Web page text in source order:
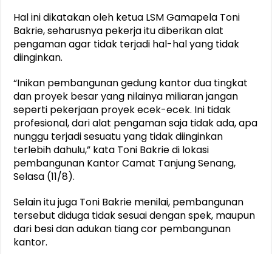
Hal ini dikatakan oleh ketua LSM Gamapela Toni
Bakrie, seharusnya pekerja itu diberikan alat
pengaman agar tidak terjadi hal-hal yang tidak
diinginkan.
“Inikan pembangunan gedung kantor dua tingkat
dan proyek besar yang nilainya miliaran jangan
seperti pekerjaan proyek ecek-ecek. Ini tidak
profesional, dari alat pengaman saja tidak ada, apa
nunggu terjadi sesuatu yang tidak diinginkan
terlebih dahulu,” kata Toni Bakrie di lokasi
pembangunan Kantor Camat Tanjung Senang,
Selasa (11/8).
Selain itu juga Toni Bakrie menilai, pembangunan
tersebut diduga tidak sesuai dengan spek, maupun
dari besi dan adukan tiang cor pembangunan
kantor.